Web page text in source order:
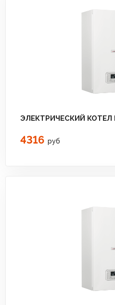
ЭЛЕКТРИЧЕСКИЙ КОТЕЛ
4316 руб